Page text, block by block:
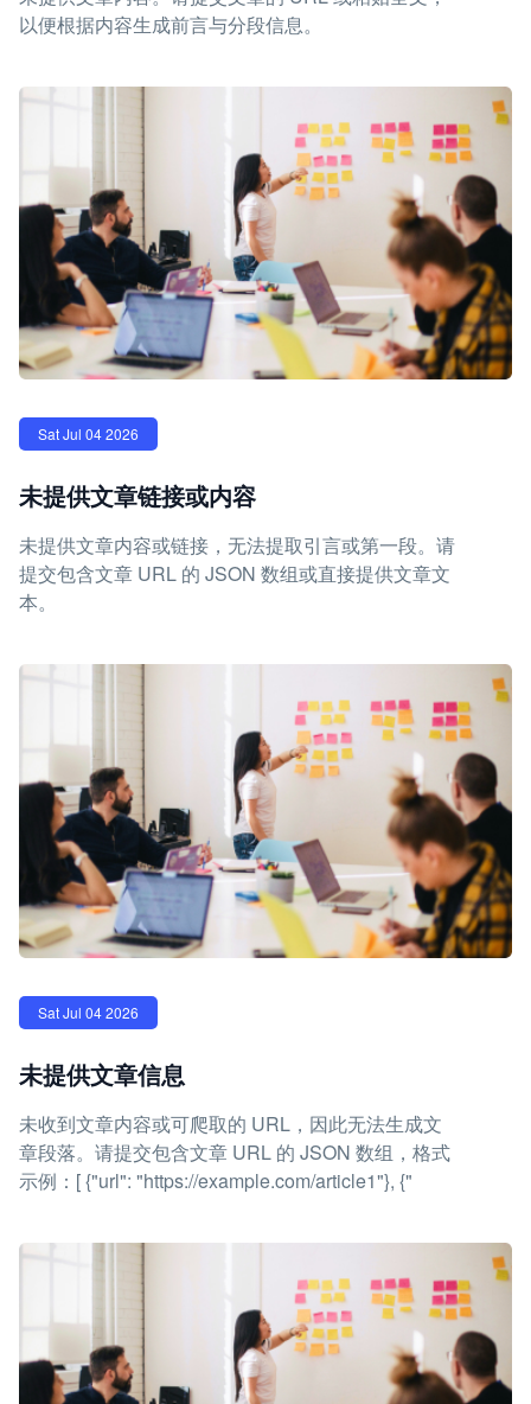
以便根据内容生成前言与分段信息。
Sat Jul 04 2026
未提供文章链接或内容
未提供文章内容或链接，无法提取引言或第一段。请
提交包含文章 URL 的 JSON 数组或直接提供文章文
本。
Sat Jul 04 2026
未提供文章信息
未收到文章内容或可爬取的 URL，因此无法生成文
章段落。请提交包含文章 URL 的 JSON 数组，格式
示例：[ {"url": "https://example.com/article1"}, {"